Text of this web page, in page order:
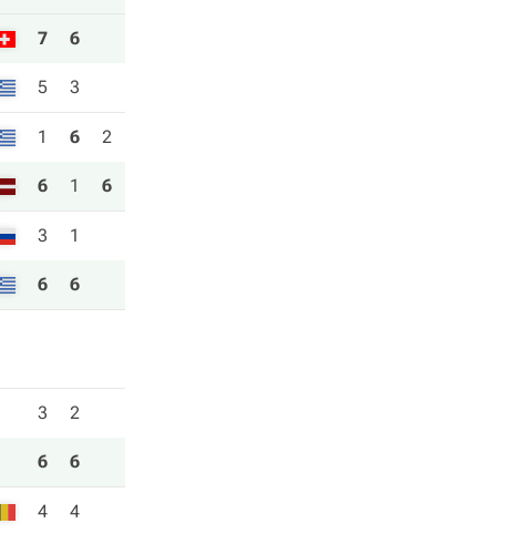
7 6
5 3
1 6 2
6 1 6
3 1
6 6
3 2
6 6
4 4